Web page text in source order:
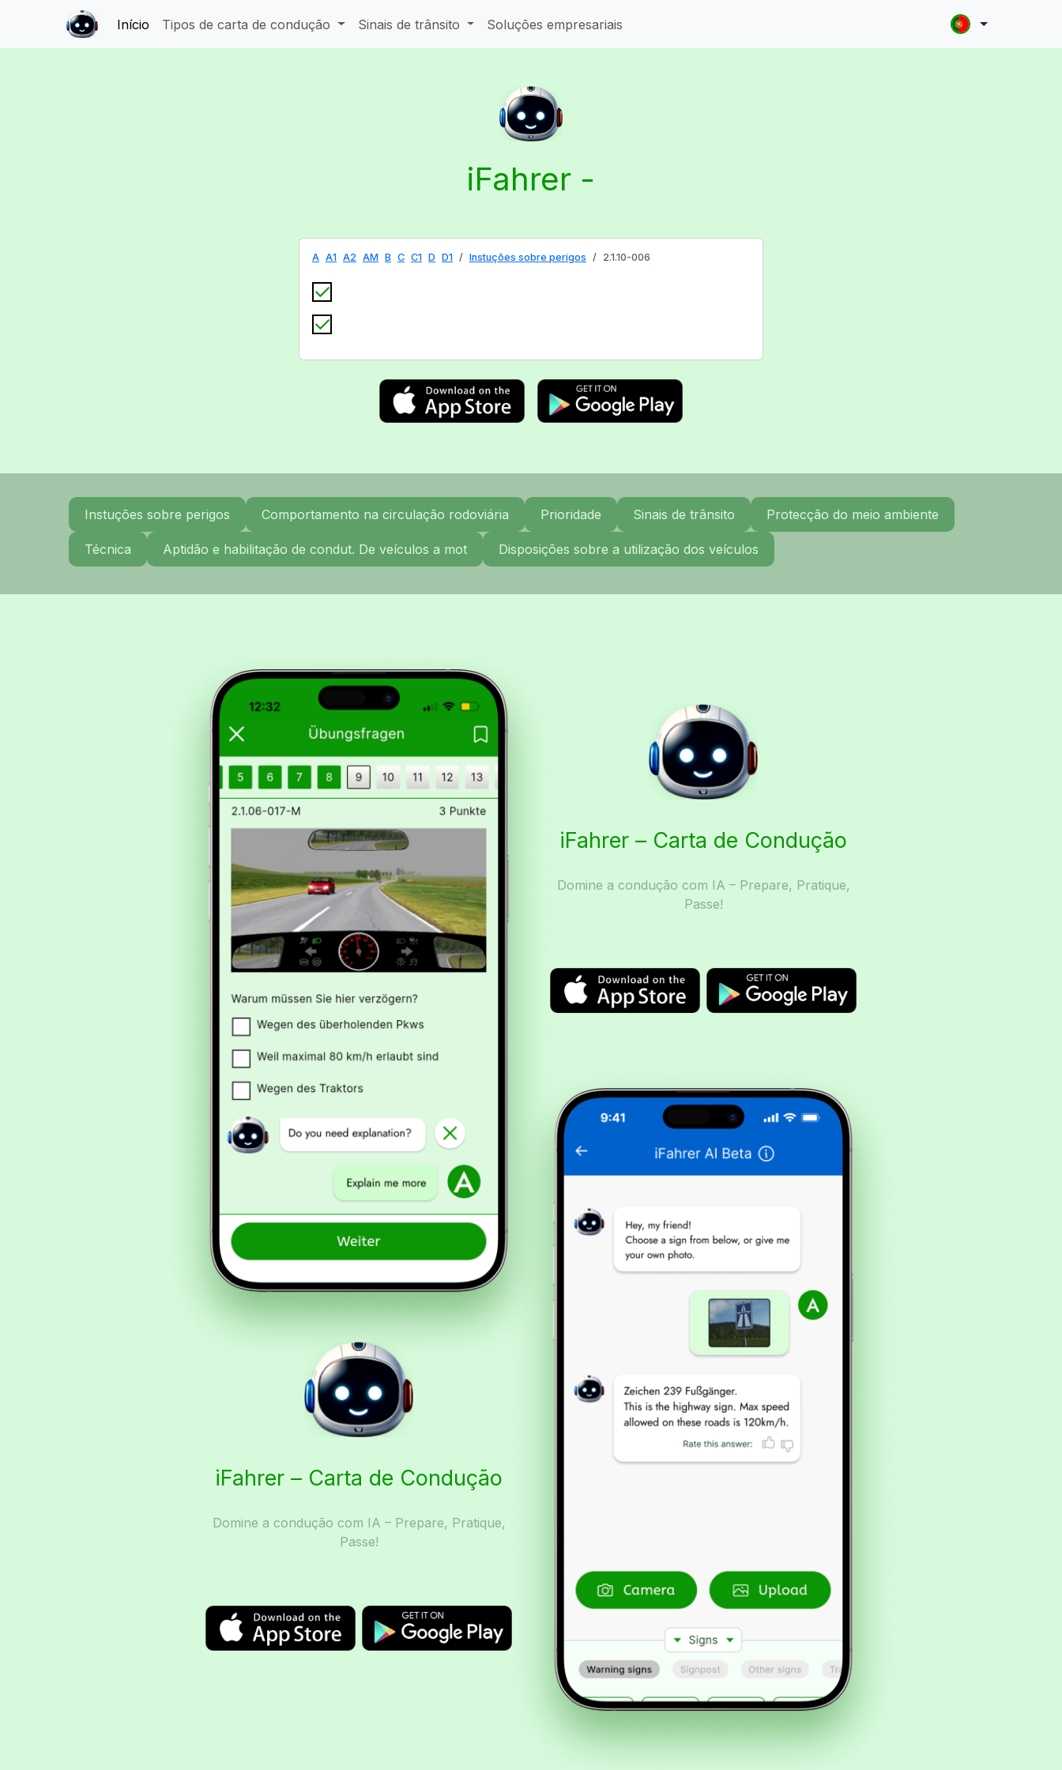
Início Tipos de carta de condução Sinais de trânsito Soluções empresariais
iFahrer -
A A1 A2 AM B C C1 D D1 Instuções sobre perigos 2.1.10-006
Instuções sobre perigos Comportamento na circulação rodoviária Prioridade Sinais de trânsito Protecção do meio ambiente
Técnica Aptidão e habilitação de condut. De veículos a mot Disposições sobre a utilização dos veículos
iFahrer – Carta de Condução
Domine a condução com IA – Prepare, Pratique,
Passe!
iFahrer – Carta de Condução
Domine a condução com IA – Prepare, Pratique,
Passe!